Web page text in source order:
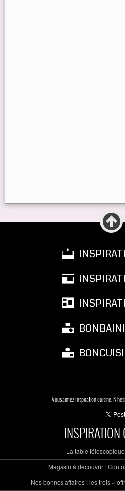
Vous aimez Inspiration cuisine.
INSPIRATION
La table
Magasin à découvrir :
Nos bonnes affaires : les trois «